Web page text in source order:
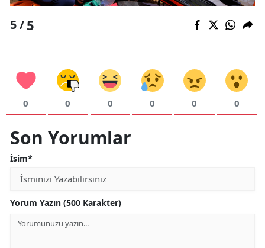
5 /5
0 0 0 0 0 0
Son Yorumlar
İsim*
Yorum Yazın (500 Karakter)